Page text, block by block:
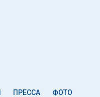
ПРЕССА ФОТО